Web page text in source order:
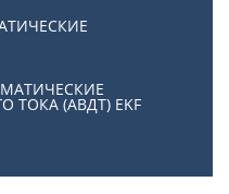
ТОКА (АВДТ) EKF